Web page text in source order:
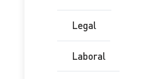
Legal
Laboral
través de ETL &
AUDITORES